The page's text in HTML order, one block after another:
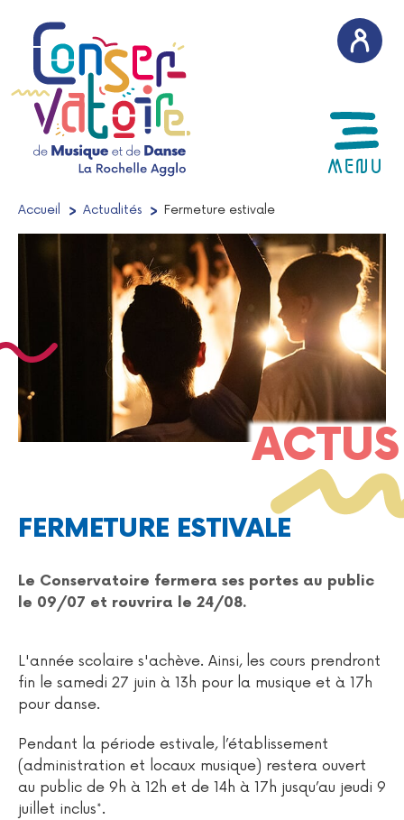
MENU
Accueil Actualités Fermeture estivale
FERMETURE ESTIVALE
Le Conservatoire fermera ses portes au public
le 09/07 et rouvrira le 24/08.
L'année scolaire s'achève. Ainsi, les cours prendront
fin le samedi 27 juin à 13h pour la musique et à 17h
pour danse.
Pendant la période estivale, l’établissement
(administration et locaux musique) restera ouvert
au public de 9h à 12h et de 14h à 17h jusqu’au jeudi 9
juillet inclus*.